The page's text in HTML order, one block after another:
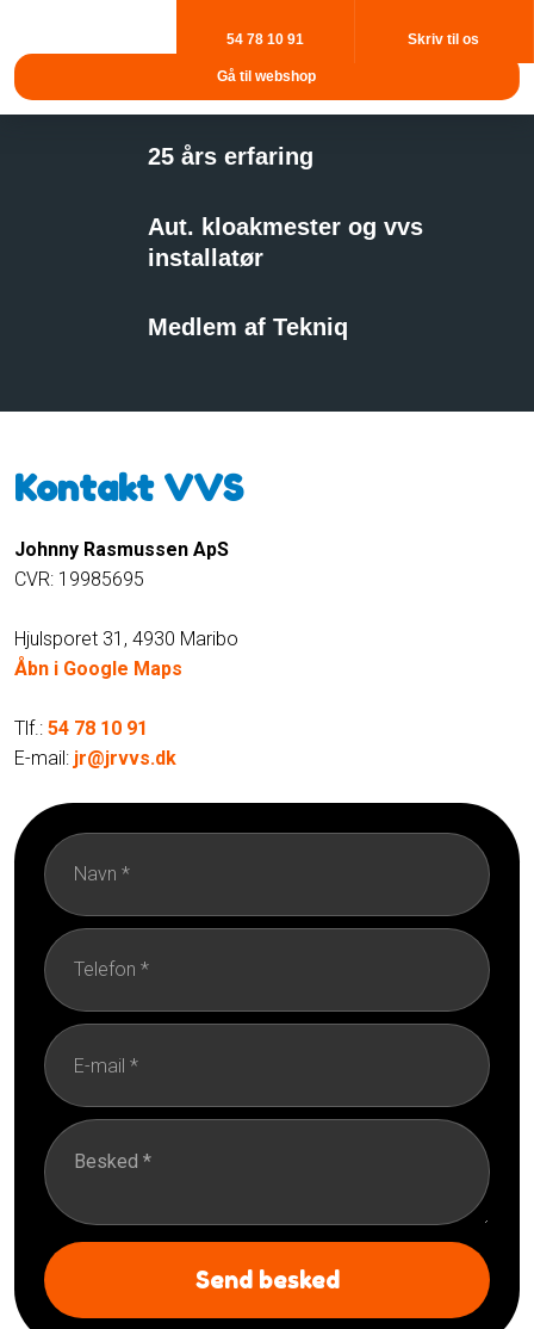
Gå til webshop​
​25 års erfaring
​Aut. kloakmester og vvs
installatør
​Medlem af Tekniq
Kontakt VVS
Johnny Rasmussen ApS
​CVR: 19985695
Hjulsporet 31, 4930 Maribo
Åbn i Google Maps
Tlf.:54 78 10 91​
E-mail: jr@jrvvs.dk
54 78 10 91 Skriv til os